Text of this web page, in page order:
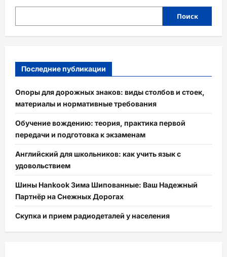
Поиск
Последние публикации
Опоры для дорожных знаков: виды столбов и стоек,
материалы и нормативные требования
Обучение вождению: теория, практика первой
передачи и подготовка к экзаменам
Английский для школьников: как учить язык с
удовольствием
Шины Hankook Зима Шипованные: Ваш Надежный
Партнёр на Снежных Дорогах
Скупка и прием радиодеталей у населения